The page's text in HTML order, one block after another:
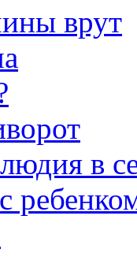
врут
в